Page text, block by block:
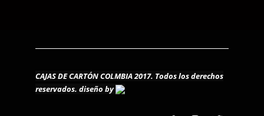
CAJAS DE CARTÓN COLMBIA 2017. Todos los derechos
reservados. diseño by